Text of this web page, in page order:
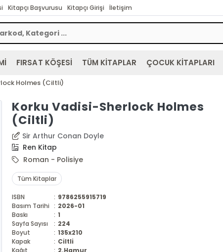
Kitapçı Başvurusu Kitapçı Girişi İletişim
FIRSAT KÖŞESİ TÜM KİTAPLAR ÇOCUK KİTAPLARI
Holmes (Ciltli)
Korku Vadisi-Sherlock Holmes
(Ciltli)
Sir Arthur Conan Doyle
Ren Kitap
Roman - Polisiye
Tüm Kitaplar
ISBN : 9786255915719
Basım Tarihi : 2026-01
Baskı
: 1
Sayfa Sayısı
: 224
Boyut
: 135x210
Kapak
: Ciltli
Kağıt
: 2.Hamur